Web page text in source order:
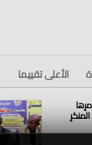
الأعلى تقييما